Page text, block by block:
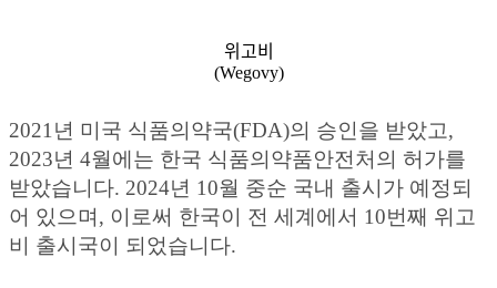
위고비
(Wegovy)
2021년 미국 식품의약국(FDA)의 승인을 받았고,
2023년 4월에는 한국 식품의약품안전처의 허가를
받았습니다. 2024년 10월 중순 국내 출시가 예정되
어 있으며, 이로써 한국이 전 세계에서 10번째 위고
비 출시국이 되었습니다.